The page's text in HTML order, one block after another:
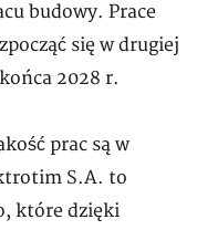
budowy. Prace
się w drugiej
2028 r.
prac są w
S.A. to
które dzięki